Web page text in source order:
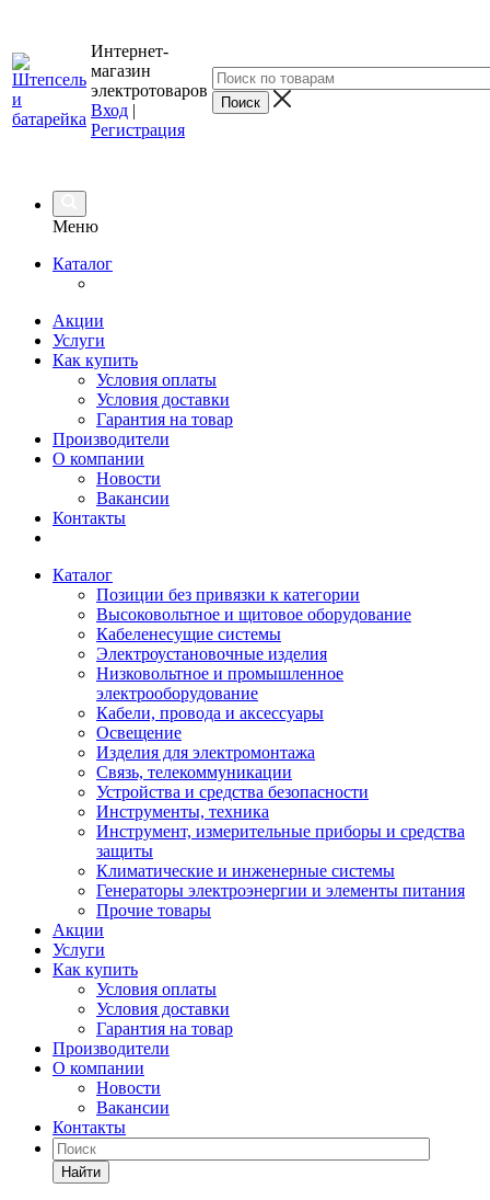
Интернет-
магазин
электротоваров
Вход |
Регистрация
Меню
Каталог
Акции
Услуги
Как купить
Условия оплаты
Условия доставки
Гарантия на товар
Производители
О компании
Новости
Вакансии
Контакты
Каталог
Позиции без привязки к категории
Высоковольтное и щитовое оборудование
Кабеленесущие системы
Электроустановочные изделия
Низковольтное и промышленное
электрооборудование
Кабели, провода и аксессуары
Освещение
Изделия для электромонтажа
Связь, телекоммуникации
Устройства и средства безопасности
Инструменты, техника
Инструмент, измерительные приборы и средства
защиты
Климатические и инженерные системы
Генераторы электроэнергии и элементы питания
Прочие товары
Акции
Услуги
Как купить
Условия оплаты
Условия доставки
Гарантия на товар
Производители
О компании
Новости
Вакансии
Контакты
Найти